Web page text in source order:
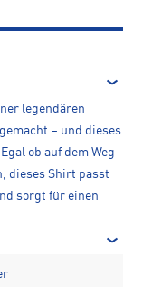
legendären
– und dieses
ob auf dem Weg
dieses Shirt passt
sorgt für einen